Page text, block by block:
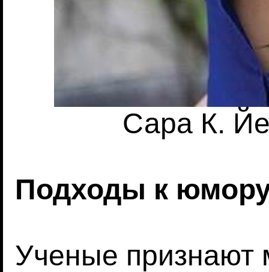
Сара К.
Подходы к
Ученые признают